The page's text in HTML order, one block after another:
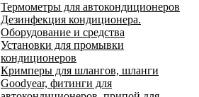
Термометры для автокондиционеров
Дезинфекция кондиционера.
Оборудование и средства
Установки для промывки
кондиционеров
Кримперы для шлангов, шланги
Goodyear, фитинги для